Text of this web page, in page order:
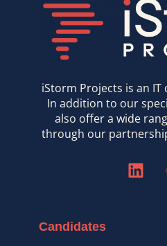
iStorm Projects is an IT
In addition to our
also offer a wide
through our
Candidates